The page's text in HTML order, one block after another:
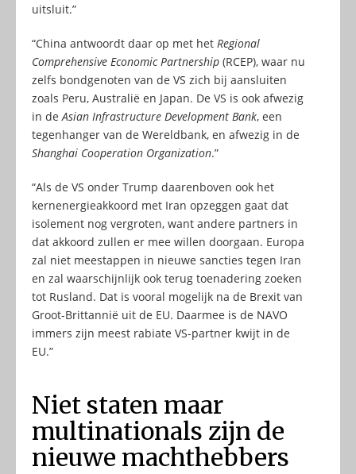
uitsluit.”
“China antwoordt daar op met het Regional
Comprehensive Economic Partnership (RCEP), waar nu
zelfs bondgenoten van de VS zich bij aansluiten
zoals Peru, Australië en Japan. De VS is ook afwezig
in deAsian Infrastructure Development Bank, een
tegenhanger van de Wereldbank, en afwezig in de
Shanghai Cooperation Organization.”
“Als de VS onder Trump daarenboven ook het
kernenergieakkoord met Iran opzeggen gaat dat
isolement nog vergroten, want andere partners in
dat akkoord zullen er mee willen doorgaan. Europa
zal niet meestappen in nieuwe sancties tegen Iran
en zal waarschijnlijk ook terug toenadering zoeken
tot Rusland. Dat is vooral mogelijk na de Brexit van
Groot-Brittannië uit de EU. Daarmee is de NAVO
immers zijn meest rabiate VS-partner kwijt in de
EU.”
Niet staten maar
multinationals zijn de
nieuwe machthebbers